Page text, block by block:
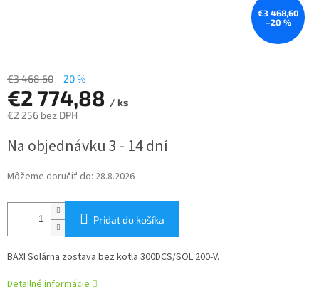
€3 468,60
–20 %
€3 468,60 –20 %
€2 774,88 / ks
€2 256 bez DPH
cena:
Na objednávku 3 - 14 dní
Môžeme doručiť do: 28.8.2026
Pridať do košíka
BAXI Solárna zostava bez kotla 300DCS/SOL 200-V.
Detailné informácie